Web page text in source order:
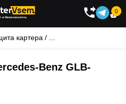

0
картера /
Benz GLB-